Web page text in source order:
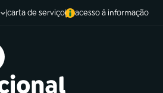
carta de serviço acesso à informação